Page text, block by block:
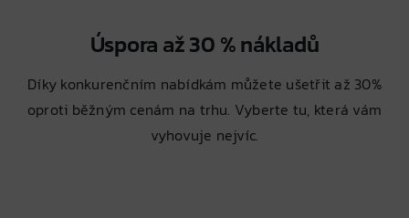
Úspora až 30 % nákladů
Díky konkurenčním nabídkám můžete ušetřit až 30%
oproti běžným cenám na trhu. Vyberte tu, která vám
vyhovuje nejvíc.